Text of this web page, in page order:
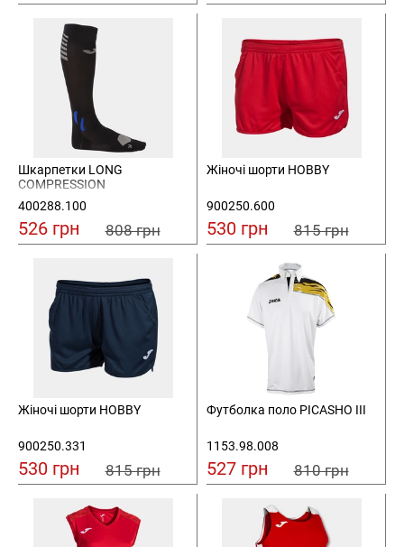
Шкарпетки LONG
COMPRESSION
400288.100
526 грн 808 грн
Жіночі шорти HOBBY
900250.600
530 грн 815 грн
Жіночі шорти HOBBY
900250.331
530 грн 815 грн
Футболка поло PICASHO III
1153.98.008
527 грн 810 грн